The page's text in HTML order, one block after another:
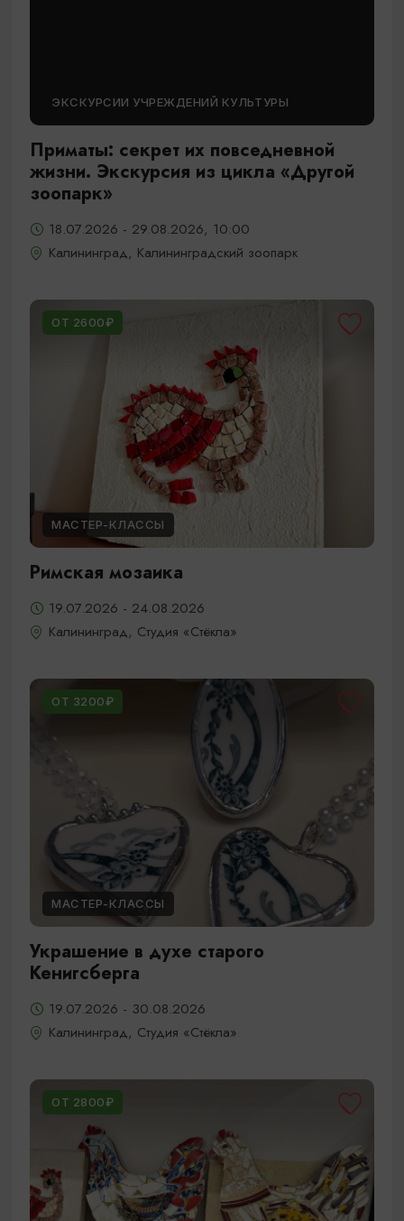
ЭКСКУРСИИ УЧРЕЖДЕНИЙ КУЛЬТУРЫ
Приматы: секрет их повседневной
жизни. Экскурсия из цикла «Другой
зоопарк»
18.07.2026 - 29.08.2026, 10:00
Калининград, Калининградский зоопарк
ОТ 2600₽
МАСТЕР-КЛАССЫ
Римская мозаика
19.07.2026 - 24.08.2026
Калининград, Студия «Стёкла»
ОТ 3200₽
МАСТЕР-КЛАССЫ
Украшение в духе старого
Кенигсберга
19.07.2026 - 30.08.2026
Калининград, Студия «Стёкла»
ОТ 2800₽